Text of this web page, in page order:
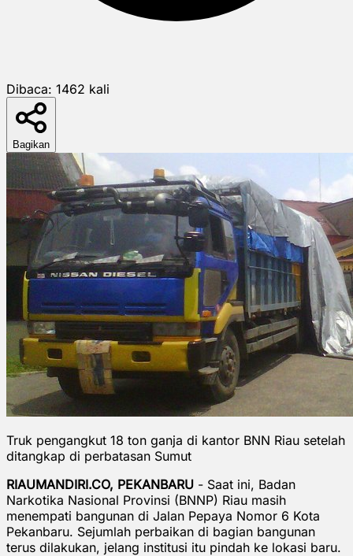
Dibaca: 1462 kali
Bagikan
Truk pengangkut 18 ton ganja di kantor BNN Riau setelah
ditangkap di perbatasan Sumut
RIAUMANDIRI.CO, PEKANBARU - Saat ini, Badan
Narkotika Nasional Provinsi (BNNP) Riau masih
menempati bangunan di Jalan Pepaya Nomor 6 Kota
Pekanbaru. Sejumlah perbaikan di bagian bangunan
terus dilakukan, jelang institusi itu pindah ke lokasi baru.